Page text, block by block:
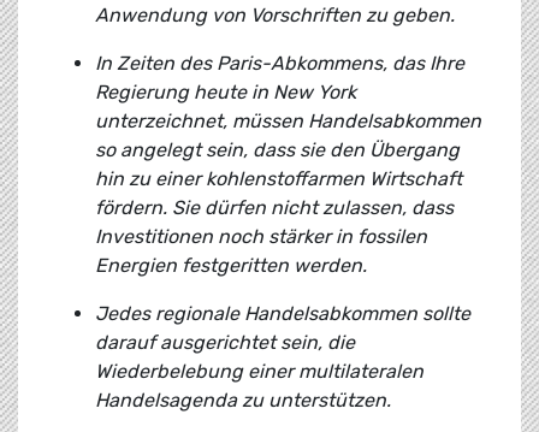
Anwendung von Vorschriften zu geben.
In Zeiten des Paris-Abkommens, das Ihre
Regierung heute in New York
unterzeichnet, müssen Handelsabkommen
so angelegt sein, dass sie den Übergang
hin zu einer kohlenstoffarmen Wirtschaft
fördern. Sie dürfen nicht zulassen, dass
Investitionen noch stärker in fossilen
Energien festgeritten werden.
Jedes regionale Handelsabkommen sollte
darauf ausgerichtet sein, die
Wiederbelebung einer multilateralen
Handelsagenda zu unterstützen.